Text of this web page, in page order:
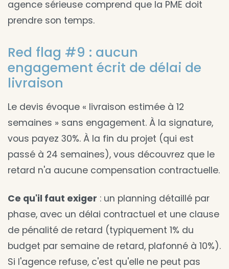
agence sérieuse comprend que la PME doit
prendre son temps.
Red flag #9 : aucun
engagement écrit de délai de
livraison
Le devis évoque « livraison estimée à 12
semaines » sans engagement. À la signature,
vous payez 30%. À la fin du projet (qui est
passé à 24 semaines), vous découvrez que le
retard n'a aucune compensation contractuelle.
Ce qu'il faut exiger : un planning détaillé par
phase, avec un délai contractuel et une clause
de pénalité de retard (typiquement 1% du
budget par semaine de retard, plafonné à 10%).
Si l'agence refuse, c'est qu'elle ne peut pas